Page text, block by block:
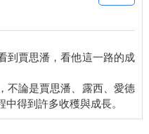
但是當我還在襁褓中時，有
我提起這樣一首詩：
到賈思潘，看他這一路的成
不論是賈思潘、露西、愛德